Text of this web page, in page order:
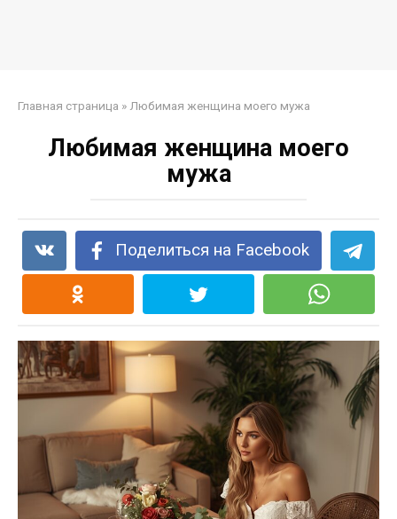
Главная страница » Любимая женщина моего мужа
Любимая женщина моего
мужа
Поделиться на Facebook